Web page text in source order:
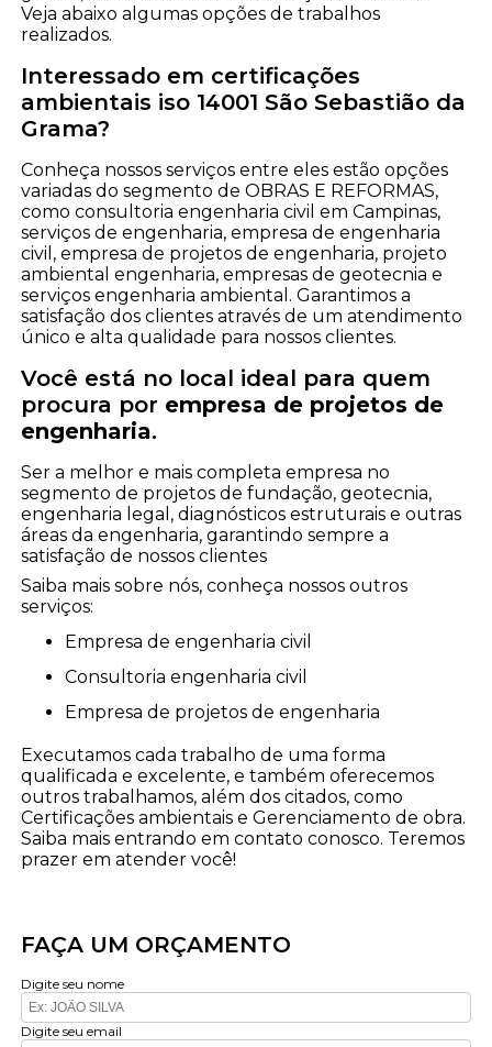
Veja abaixo algumas opções de trabalhos
realizados.
Interessado em certificações
ambientais iso 14001 São Sebastião da
Grama?
Conheça nossos serviços entre eles estão opções
variadas do segmento de OBRAS E REFORMAS,
como consultoria engenharia civil em Campinas,
serviços de engenharia, empresa de engenharia
civil, empresa de projetos de engenharia, projeto
ambiental engenharia, empresas de geotecnia e
serviços engenharia ambiental. Garantimos a
satisfação dos clientes através de um atendimento
único e alta qualidade para nossos clientes.
Você está no local ideal para quem
procura por empresa de projetos de
engenharia.
Ser a melhor e mais completa empresa no
segmento de projetos de fundação, geotecnia,
engenharia legal, diagnósticos estruturais e outras
áreas da engenharia, garantindo sempre a
satisfação de nossos clientes
Saiba mais sobre nós, conheça nossos outros
serviços:
empresa de engenharia civil
consultoria engenharia civil
empresa de projetos de engenharia
Executamos cada trabalho de uma forma
qualificada e excelente, e também oferecemos
outros trabalhamos, além dos citados, como
Certificações ambientais e Gerenciamento de obra.
Saiba mais entrando em contato conosco. Teremos
prazer em atender você!
FAÇA UM ORÇAMENTO
Digite seu nome
Digite seu email